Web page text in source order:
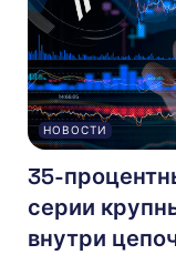
НОВОСТИ
35-
серии
внутри